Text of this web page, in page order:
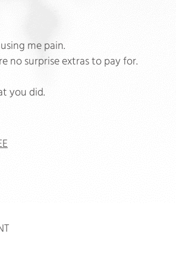
me pain.
no surprise extras to pay for.
you did.